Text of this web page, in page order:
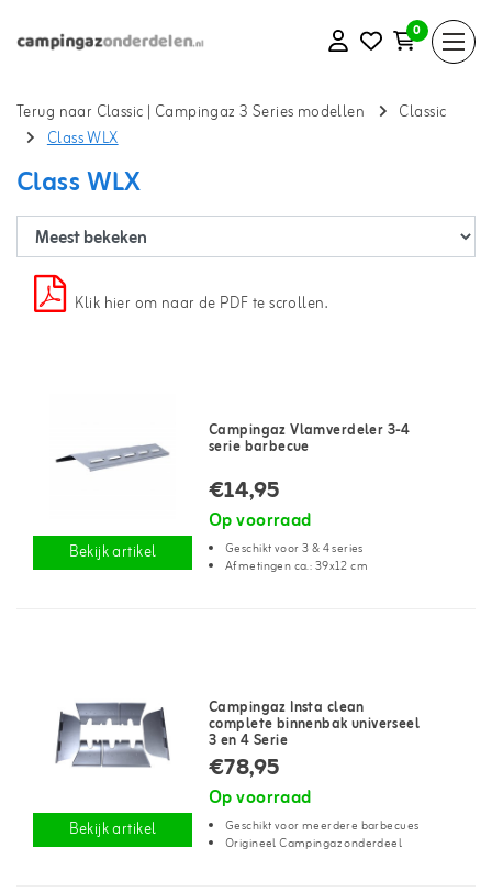
0
Terug naar Classic | Campingaz 3 Series modellen
Classic
Class WLX
Class WLX
Klik hier om naar de PDF te scrollen.
Bekijk artikel
Campingaz Vlamverdeler 3-4
serie barbecue
€14,95
Op voorraad
Geschikt voor 3 & 4 series
Afmetingen ca.: 39x12 cm
Bekijk artikel
Campingaz Insta clean
complete binnenbak universeel
3 en 4 Serie
€78,95
Op voorraad
Geschikt voor meerdere barbecues
Origineel Campingaz onderdeel